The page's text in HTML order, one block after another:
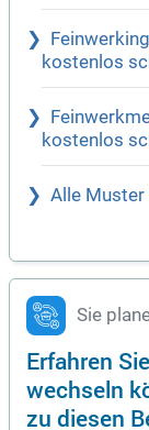
kostenlos
kostenlos
Alle Muster
Sie
Erfahren
wechseln
zu diesen